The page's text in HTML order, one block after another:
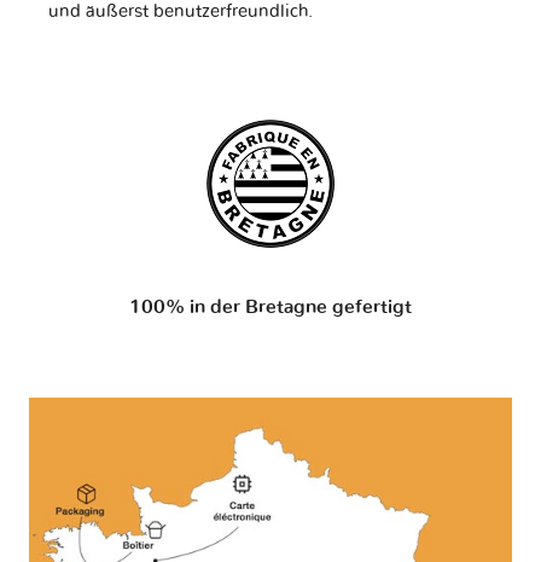
und äußerst benutzerfreundlich.
100% in der Bretagne gefertigt